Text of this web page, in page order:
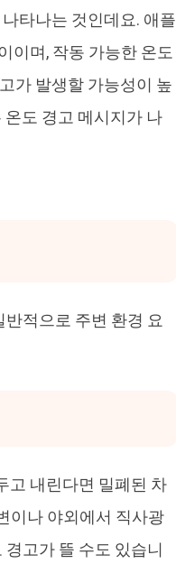
타나는 것인데요. 애플
이며, 작동 가능한 온도
가 발생할 가능성이 높
도 경고 메시지가 나
적으로 주변 환경 요
고 내린다면 밀폐된 차
이나 야외에서 직사광
고가 뜰 수도 있습니